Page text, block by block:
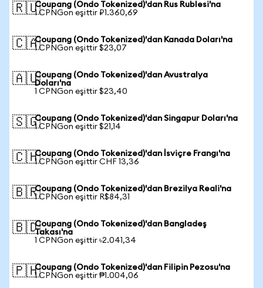
🇷🇺Coupang (Ondo Tokenized)'dan Rus Rublesi'na
1 CPNGon eşittir ₽1.360,69
🇨🇦Coupang (Ondo Tokenized)'dan Kanada Doları'na
1 CPNGon eşittir $23,07
🇦🇺Coupang (Ondo Tokenized)'dan Avustralya
Doları'na
1 CPNGon eşittir $23,40
🇸🇬Coupang (Ondo Tokenized)'dan Singapur Doları'na
1 CPNGon eşittir $21,14
🇨🇭Coupang (Ondo Tokenized)'dan İsviçre Frangı'na
1 CPNGon eşittir CHF 13,36
🇧🇷Coupang (Ondo Tokenized)'dan Brezilya Reali'na
1 CPNGon eşittir R$84,31
🇧🇩Coupang (Ondo Tokenized)'dan Bangladeş
Takası'na
1 CPNGon eşittir ৳2.041,34
🇵🇭Coupang (Ondo Tokenized)'dan Filipin Pezosu'na
1 CPNGon eşittir ₱1.004,06